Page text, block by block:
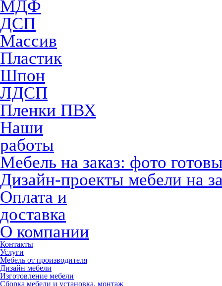
МДФ
ДСП
Массив
Пластик
Шпон
ЛДСП
Пленки ПВХ
Наши
работы
Мебель на заказ: фото
Дизайн-проекты мебели на
Оплата и
доставка
О компании
Контакты
Услуги
Мебель от производителя
Дизайн мебели
Изготовление мебели
Сборка мебели и установка, монтаж